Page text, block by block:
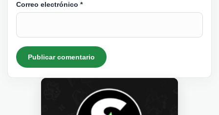
Correo electrónico *